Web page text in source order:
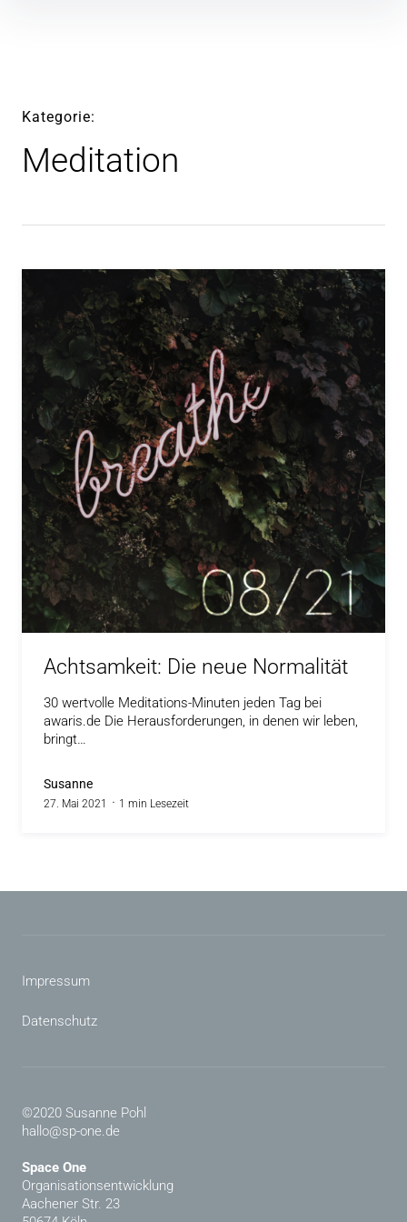
Kategorie
Meditation
Achtsamkeit: Die neue Normalität
30 wertvolle Meditations-Minuten jeden Tag bei
awaris.de Die Herausforderungen, in denen wir leben,
bringt…
Susanne
27. Mai 2021 1 min Lesezeit
Impressum
Datenschutz
©2020 Susanne Pohl
hallo@sp-one.de
Space One
Organisationsentwicklung
Aachener Str. 23